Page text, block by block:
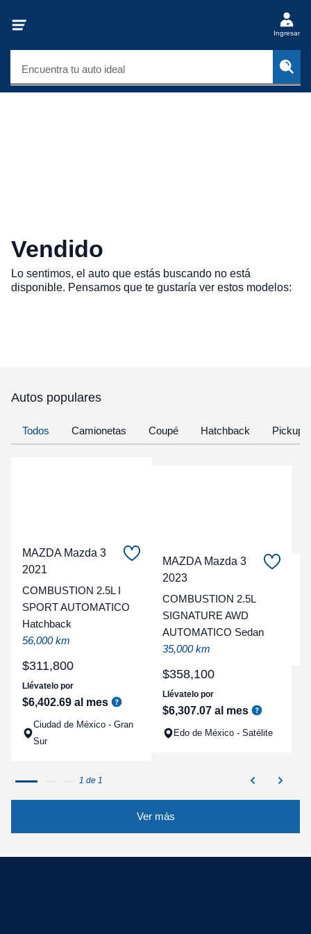
Ingresar
Encuentra tu auto ideal
Vendido
Lo sentimos, el auto que estás buscando no está
disponible. Pensamos que te gustaría ver estos modelos:
Autos populares
Todos Camionetas Coupé Hatchback Pickup
MAZDA Mazda 3
2021
COMBUSTION 2.5L I
SPORT AUTOMATICO
Hatchback
56,000 km
$311,800
Llévatelo por
$6,402.69 al mes
Ciudad de México - Gran
Sur
MAZDA Mazda 3
2023
COMBUSTION 2.5L
SIGNATURE AWD
AUTOMATICO Sedan
35,000 km
$358,100
Llévatelo por
$6,307.07 al mes
Edo de México - Satélite
1 de 1
Ver más